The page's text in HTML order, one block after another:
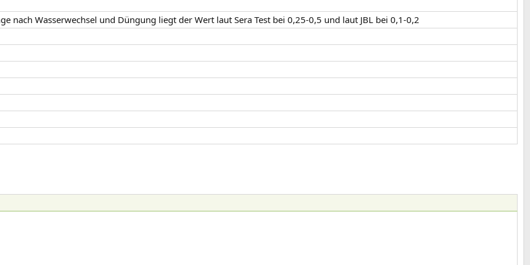
nach Wasserwechsel und Düngung liegt der Wert laut Sera Test bei 0,25-0,5 und laut JBL bei 0,1-0,2